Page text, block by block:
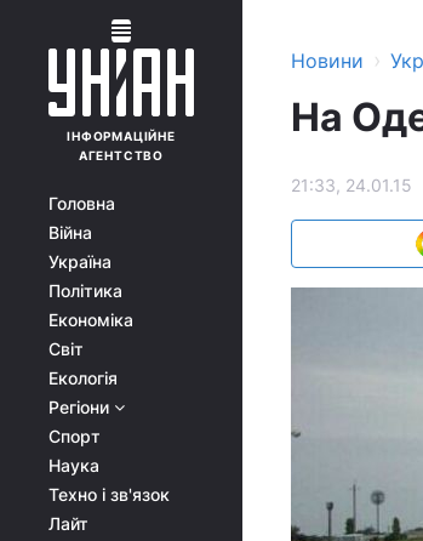
ІНФОРМАЦІЙНЕ
АГЕНТСТВО
Головна
Війна
Україна
Політика
Економіка
Світ
Екологія
Регіони
Спорт
Наука
Техно і зв'язок
Лайт
Новини ›
На
21:33, 24.01.15